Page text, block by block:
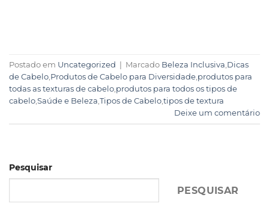
Pesquisar
PESQUISAR
Postado em Uncategorized | Marcado Beleza Inclusiva Dicas
de Cabelo Produtos de Cabelo para Diversidade produtos para
todas as texturas de cabelo produtos para todos os tipos de
cabelo Saúde e Beleza Tipos de Cabelo tipos de textura
Deixe um comentário